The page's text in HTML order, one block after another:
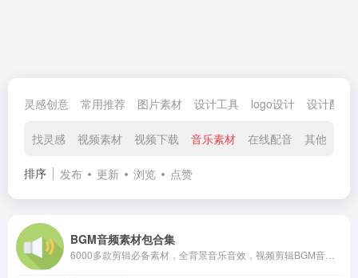
灵感创意 常用推荐 图片素材 设计工具 logo设计 设计配色
找灵感 视频素材 视频下载 音乐素材 在线配音 其他工具
排序 发布 更新 浏览 点赞
BGM音频素材包合集